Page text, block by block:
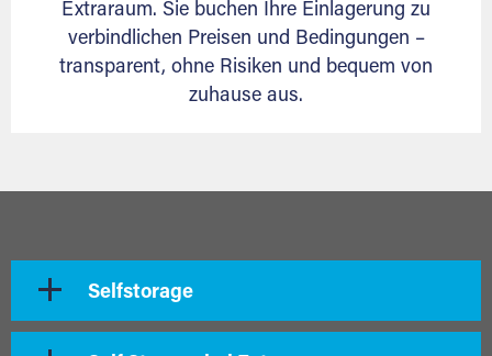
Extraraum. Sie buchen Ihre Einlagerung zu
verbindlichen Preisen und Bedingungen –
transparent, ohne Risiken und bequem von
zuhause aus.
Selfstorage